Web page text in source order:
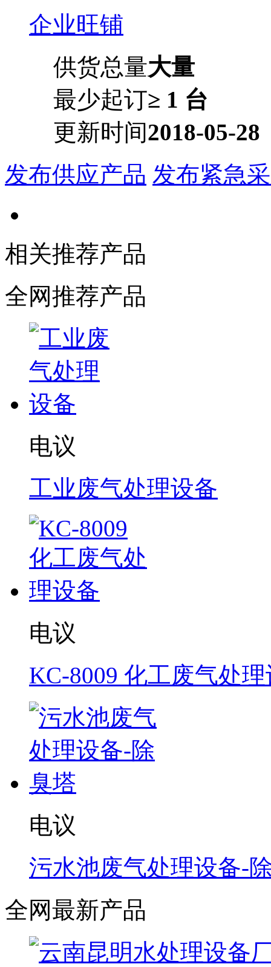
企业旺铺
供货总量大量
最少起订≥ 1 台
更新时间2018-05-28
发布供应产品 发布紧急
相关推荐产品
全网推荐产品
电议
工业废气处理设备
电议
KC-8009 化工废气处
电议
污水池废气处理设备-
全网最新产品